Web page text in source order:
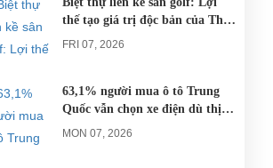
thế tạo giá trị độc bản của The
AGULA Tây Ninh
FRI 07, 2026
63,1% người mua ô tô Trung
Quốc vẫn chọn xe điện dù thị
trường tháng 7 hạ nhiệt
MON 07, 2026